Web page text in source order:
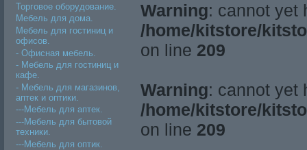
Торговое оборудование.
Мебель для дома.
Мебель для гостиниц и
офисов.
- Офисная мебель.
- Мебель для гостиниц и
кафе.
- Мебель для магазинов,
аптек и оптики.
---Мебель для аптек.
---Мебель для бытовой
техники.
---Мебель для оптик.
Warning: cannot yet
/home/kitstore/
on line 209
Warning: cannot yet
/home/kitstore/
on line 209